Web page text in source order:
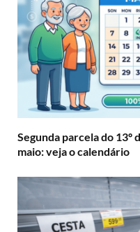
Segunda parcela do 13º
maio: veja o calendário